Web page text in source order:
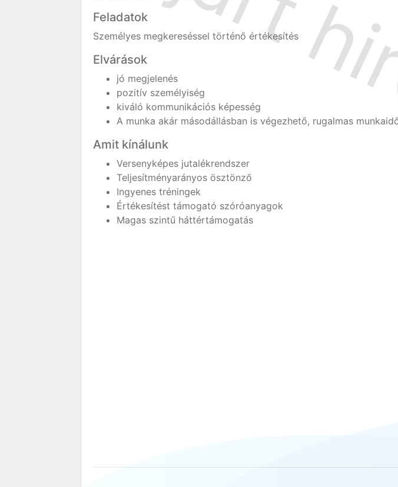
Feladatok
Személyes megkereséssel történő értékesítés
Elvárások
jó megjelenés
pozitív személyiség
kiváló kommunikációs képesség
A munka akár másodállásban is végezhető, rugalmas
Amit kínálunk
Versenyképes jutalékrendszer
Teljesítményarányos ösztönző
Ingyenes tréningek
Értékesítést támogató szóróanyagok
Magas szintű háttértámogatás